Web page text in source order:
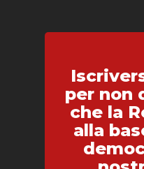
per non
che la
alla